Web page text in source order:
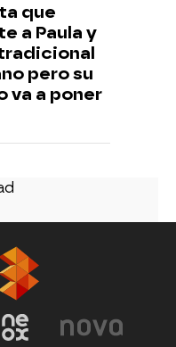
que
a Paula y
pero su
va a poner